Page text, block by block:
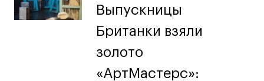
Получить сертификат
Выпускницы
Британки взяли
золото
«АртМастерс»: